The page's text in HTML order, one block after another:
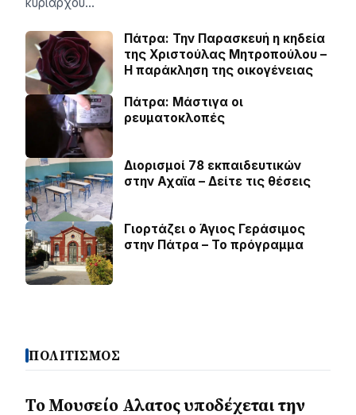
Πάτρα: Την Παρασκευή η κηδεία
της Χριστούλας Μητροπούλου –
Η παράκληση της οικογένειας
Πάτρα: Μάστιγα οι
ρευµατοκλοπές
Διορισμοί 78 εκπαιδευτικών
στην Αχαϊα – Δείτε τις θέσεις
Γιορτάζει ο Άγιος Γεράσιμος
στην Πάτρα – Το πρόγραμμα
ΠΟΛΙΤΙΣΜΟΣ
Το Μουσείο Αλατος υποδέχεται την